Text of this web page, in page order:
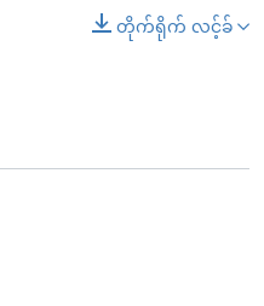
တိုက်ရိုက် လင့်ခ်